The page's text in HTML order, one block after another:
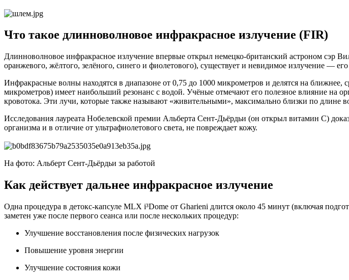
Что такое длинноволновое инфракрасное излучение (FIR)
Длинноволновое инфракрасное излучение впервые открыл немецко-британский астроном сэр
оранжевого, жёлтого, зелёного, синего и фиолетового), существует и невидимое излучение —
Инфракрасные волны находятся в диапазоне от 0,75 до 1000 микрометров и делятся на
микрометров) имеет наибольший резонанс с водой. Учёные отмечают его полезное влияние на
кровотока. Эти лучи, которые также называют «живительными», максимально близки по длине
Исследования лауреата Нобелевской премии Альберта Сент-Дьёрдьи (он открыл витамин С)
организма и в отличие от ультрафиолетового света, не повреждает кожу.
На фото: Альберт Сент-Дьёрдьи за работой
Как действует дальнее инфракрасное излучение
Одна процедура в детокс-капсуле MLX i³Dome от Gharieni длится около 45 минут (включая
заметен уже после первого сеанса или после нескольких процедур:
Улучшение восстановления после физических нагрузок
Повышение уровня энергии
Улучшение состояния кожи